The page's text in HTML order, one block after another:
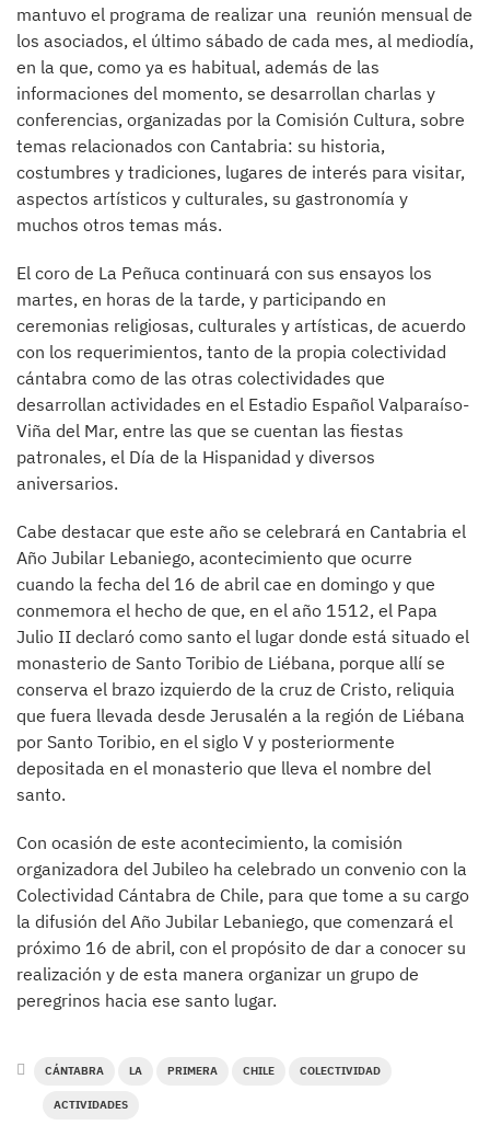
mantuvo el programa de realizar una reunión mensual de
los asociados, el último sábado de cada mes, al mediodía,
en la que, como ya es habitual, además de las
informaciones del momento, se desarrollan charlas y
conferencias, organizadas por la Comisión Cultura, sobre
temas relacionados con Cantabria: su historia,
costumbres y tradiciones, lugares de interés para visitar,
aspectos artísticos y culturales, su gastronomía y
muchos otros temas más.
El coro de La Peñuca continuará con sus ensayos los
martes, en horas de la tarde, y participando en
ceremonias religiosas, culturales y artísticas, de acuerdo
con los requerimientos, tanto de la propia colectividad
cántabra como de las otras colectividades que
desarrollan actividades en el Estadio Español Valparaíso-
Viña del Mar, entre las que se cuentan las fiestas
patronales, el Día de la Hispanidad y diversos
aniversarios.
Cabe destacar que este año se celebrará en Cantabria el
Año Jubilar Lebaniego, acontecimiento que ocurre
cuando la fecha del 16 de abril cae en domingo y que
conmemora el hecho de que, en el año 1512, el Papa
Julio II declaró como santo el lugar donde está situado el
monasterio de Santo Toribio de Liébana, porque allí se
conserva el brazo izquierdo de la cruz de Cristo, reliquia
que fuera llevada desde Jerusalén a la región de Liébana
por Santo Toribio, en el siglo V y posteriormente
depositada en el monasterio que lleva el nombre del
santo.
Con ocasión de este acontecimiento, la comisión
organizadora del Jubileo ha celebrado un convenio con la
Colectividad Cántabra de Chile, para que tome a su cargo
la difusión del Año Jubilar Lebaniego, que comenzará el
próximo 16 de abril, con el propósito de dar a conocer su
realización y de esta manera organizar un grupo de
peregrinos hacia ese santo lugar.
CÁNTABRA LA PRIMERA CHILE COLECTIVIDAD
ACTIVIDADES